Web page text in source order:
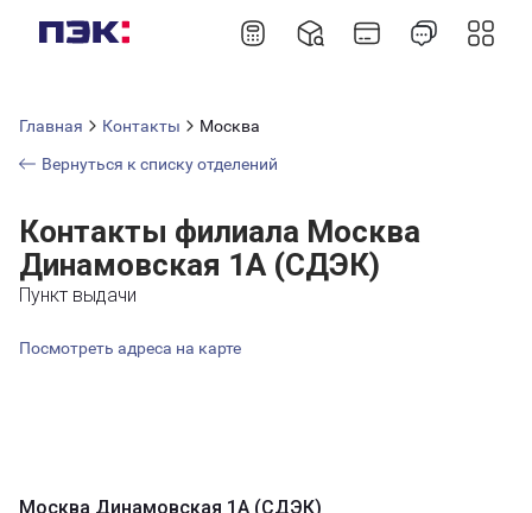
Главная Контакты
Москва
Вернуться к списку отделений
Контакты филиала Москва
Динамовская 1А (СДЭК)
Пункт выдачи
Посмотреть адреса на карте
Москва Динамовская 1А (СДЭК)